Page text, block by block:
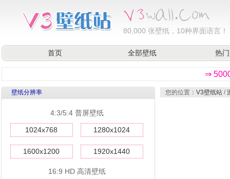
80,000 张壁纸，10种界面语言！
首页 全部壁纸 热
⇒
壁纸分辨率
4:3/5:4 普屏壁纸
1024x768 1280x1024
1600x1200 1920x1440
16:9 HD 高清壁纸
您的位置： V3壁纸站 /